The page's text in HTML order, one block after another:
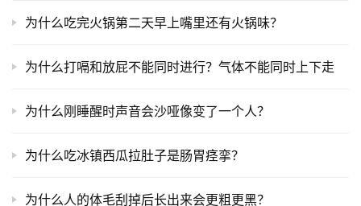
为什么吃完火锅第二天早上嘴里还有火锅味？
为什么打嗝和放屁不能同时进行？气体不能同时上下走
为什么刚睡醒时声音会沙哑像变了一个人？
为什么吃冰镇西瓜拉肚子是肠胃痉挛？
为什么人的体毛刮掉后长出来会更粗更黑？